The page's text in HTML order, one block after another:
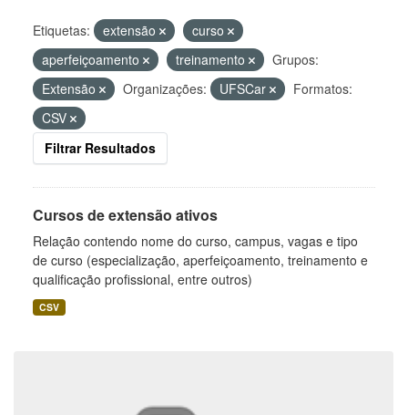
Etiquetas: extensão
curso
aperfeiçoamento
treinamento
Grupos:
Extensão
Organizações: UFSCar
Formatos:
CSV
Filtrar Resultados
Cursos de extensão ativos
Relação contendo nome do curso, campus, vagas e tipo
de curso (especialização, aperfeiçoamento, treinamento e
qualificação profissional, entre outros)
CSV